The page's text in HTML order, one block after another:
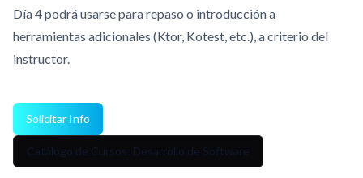
Día 4 podrá usarse para repaso o introducción a
herramientas adicionales (Ktor, Kotest, etc.), a criterio del
instructor.
Solicitar Info
Catálogo de Cursos: Desarrollo de Software